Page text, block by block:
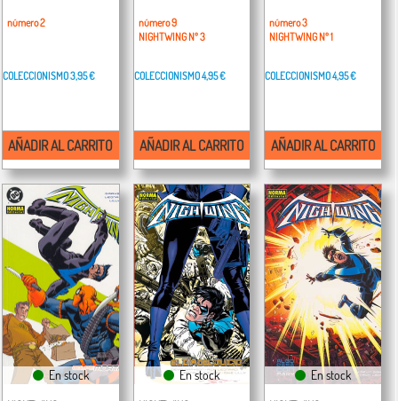
número 2
COLECCIONISMO3,95 €
AÑADIR AL CARRITO
número 9
NIGHTWING Nº 3
COLECCIONISMO4,95 €
AÑADIR AL CARRITO
número 3
NIGHTWING Nº 1
COLECCIONISMO4,95 €
AÑADIR AL CARRITO
En stock En stock En stock